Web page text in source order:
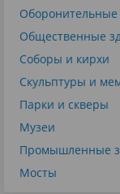
Оборонительные
Общественные
Соборы и кирхи
Скульптуры и
Парки и скверы
Музеи
Промышленные
Мосты